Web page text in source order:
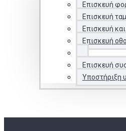
Επισκευή
Επισκευή
Επισκευή
Επισκευή
Επισκευή
Υποστήριξη